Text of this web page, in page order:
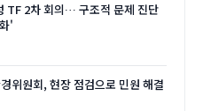
TF 2차 회의… 구조적 문제 진단
'
위원회, 현장 점검으로 민원 해결